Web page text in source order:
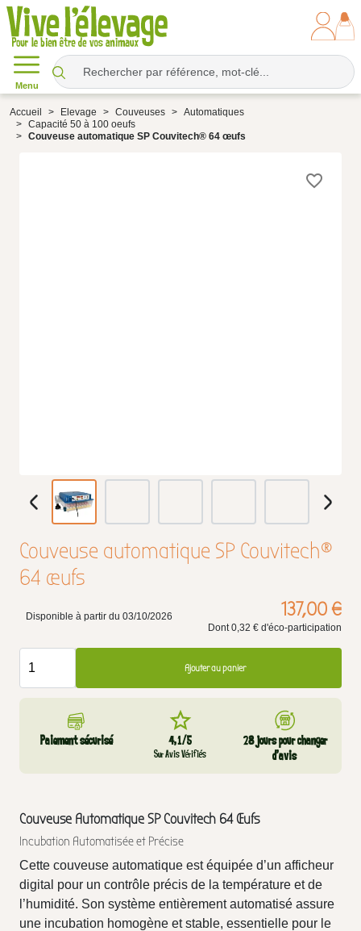
Menu
Accueil Elevage Couveuses
Automatiques
Capacité 50 à 100 oeufs
Couveuse automatique SP Couvitech® 64 œufs
favorite_border
Couveuse automatique SP Couvitech®
64 œufs
Disponible à partir du 03/10/2026 137,00 €
Dont 0,32 € d'éco-participation
Ajouter au panier
Paiement sécurisé 4,1/5
Sur Avis Vérifiés
28 jours pour changer
d’avis
Couveuse Automatique SP Couvitech 64 Œufs
Incubation Automatisée et Précise
Cette couveuse automatique est équipée d’un afficheur
digital pour un contrôle précis de la température et de
l’humidité. Son système entièrement automatisé assure
une incubation homogène et stable, essentielle pour le